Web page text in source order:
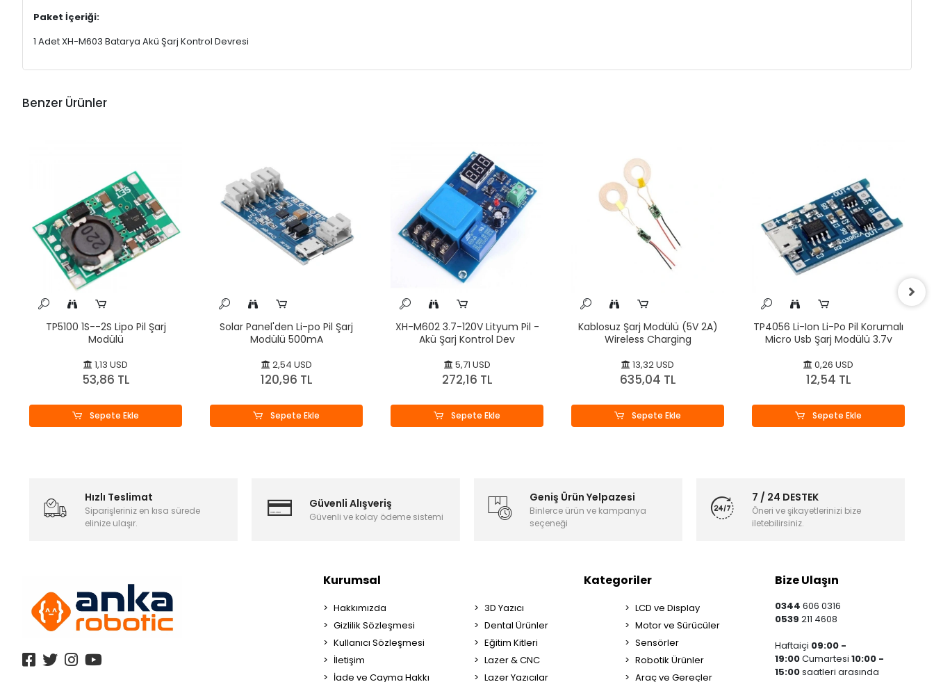
Paket İçeriği:
1 Adet XH-M603 Batarya Akü Şarj Kontrol Devresi
Benzer Ürünler
TP5100 1S--2S Lipo Pil Şarj
Modülü
1,13 USD
53,86 TL
Sepete Ekle
Solar Panel'den Li-po Pil Şarj
Modülü 500mA
2,54 USD
120,96 TL
Sepete Ekle
XH-M602 3.7-120V Lityum Pil -
Akü Şarj Kontrol Dev
5,71 USD
272,16 TL
Sepete Ekle
Kablosuz Şarj Modülü (5V 2A)
Wireless Charging
13,32 USD
635,04 TL
Sepete Ekle
TP4056 Li-Ion Li-Po Pil Korumalı
Micro Usb Şarj Modülü 3.7v
0,26 USD
12,54 TL
Sepete Ekle
Hızlı Teslimat
Siparişleriniz en kısa sürede
elinize ulaşır.
Güvenli Alışveriş
Güvenli ve kolay ödeme sistemi
Geniş Ürün Yelpazesi
Binlerce ürün ve kampanya
seçeneği
7 / 24 DESTEK
Öneri ve şikayetlerinizi bize
iletebilirsiniz.
Kurumsal
Hakkımızda
Gizlilik Sözleşmesi
Kullanıcı Sözleşmesi
İletişim
İade ve Cayma Hakkı
Kategoriler
3D Yazıcı
Dental Ürünler
Eğitim Kitleri
Lazer & CNC
Lazer Yazıcılar
LCD ve Display
Motor ve Sürücüler
Sensörler
Robotik Ürünler
Araç ve Gereçler
Bize Ulaşın
0344606 0316
0539211 4608
Haftaiçi 09:00 -
19:00Cumartesi10:00 -
15:00saatleri arasında